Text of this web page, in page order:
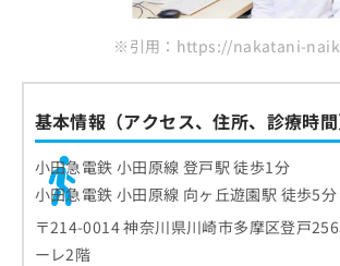
※引用：https://nakatani-
基本情報（アクセス、住所、診療時間
小田急電鉄 小田原線 登戸駅 徒歩1分
小田急電鉄 小田原線 向ヶ丘遊園駅 徒歩5分
〒214-0014 神奈川県川崎市多摩区登戸
ーレ2階